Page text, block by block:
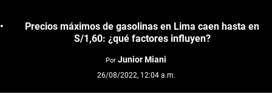
Precios máximos de gasolinas en Lima caen hasta en
S/1,60: ¿qué factores influyen?
Por Junior Miani
26/08/2022, 12:04 a.m.